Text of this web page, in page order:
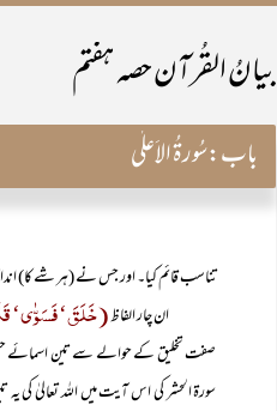
بیانُ القُرآن حصہ ہفتم
باب:سُورۃُ الاَعلٰی
تناسب قائم کیا۔ اور جس نے (ہر شے کا)
ان چار الفاظ(خَلَقَ‘ فَسَوّٰی‘
صفت تخلیق کے حوالے سے تین اسمائے
سورۃ الحشر کی اس آیت میں اللہ تعالیٰ